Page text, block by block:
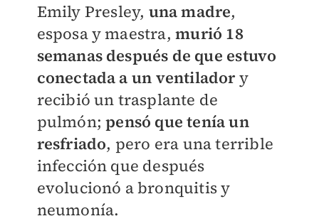
Emily Presley, una madre,
esposa y maestra,murió 18
semanas después de que estuvo
conectada a un ventiladory
recibió un trasplante de
pulmón;pensó que tenía un
resfriado, pero era una terrible
infección que después
evolucionó a bronquitis y
neumonía.